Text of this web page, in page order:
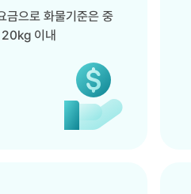
금으로 화물기준은 중
20kg 이내